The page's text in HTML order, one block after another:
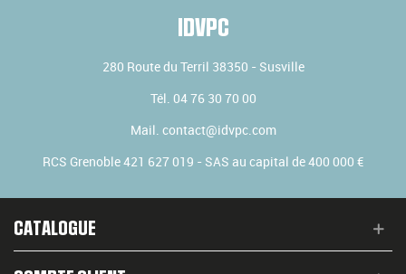
IDVPC
280 Route du Terril 38350 - Susville
Tél. 04 76 30 70 00
Mail. contact@idvpc.com
RCS Grenoble 421 627 019 - SAS au capital de 400 000 €
CATALOGUE